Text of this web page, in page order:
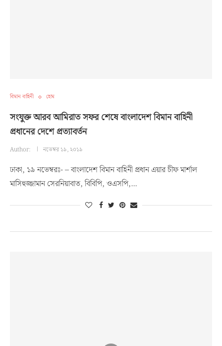
বিমান বাহিনী হোম
সংযুক্ত আরব আমিরাত সফর শেষে বাংলাদেশ বিমান বাহিনী
প্রধানের দেশে প্রত্যাবর্তন
Author: নভেম্বর ১৯, ২০১৯
ঢাকা, ১৯ নভেম্বরঃ- – বাংলাদেশ বিমান বাহিনী প্রধান এয়ার চীফ মার্শাল
মাসিহুজ্জামান সেরনিয়াবাত, বিবিপি, ওএসপি,…